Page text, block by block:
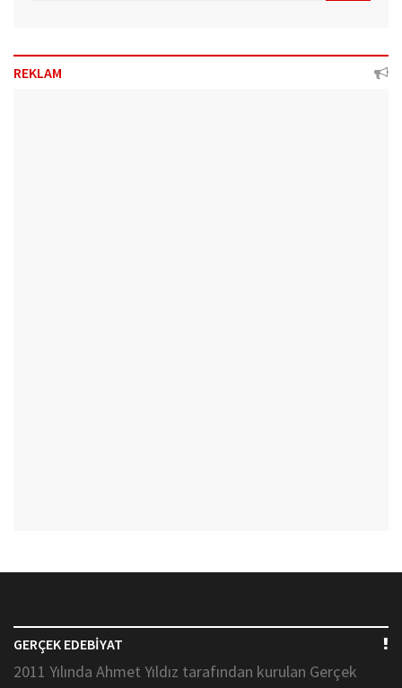
REKLAM
GERÇEK EDEBİYAT
2011 Yılında Ahmet Yıldız tarafından kurulan Gerçek